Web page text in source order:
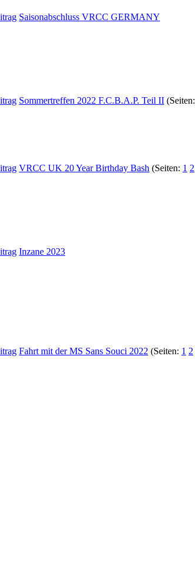
Saisonabschluss VRCC GERMANY
Sommertreffen 2022 F.C.B.A.P. Teil II (Seiten:
VRCC UK 20 Year Birthday Bash (Seiten: 1 2
Inzane 2023
Fahrt mit der MS Sans Souci 2022 (Seiten: 1 2